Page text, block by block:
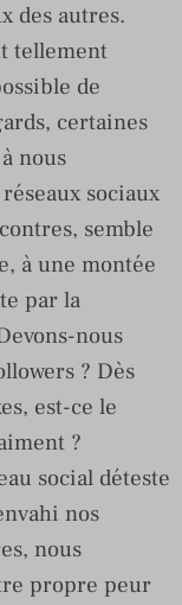
des autres.
tellement
de
certaines
nous
sociaux
semble
à une montée
par la
nous
? Dès
est-ce le
?
social déteste
nos
nous
propre peur